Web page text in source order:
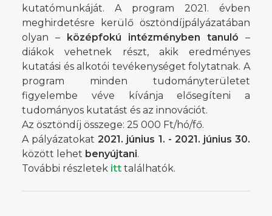
kutatómunkáját. A program 2021. évben
meghirdetésre kerülő ösztöndíjpályázatában
olyan – középfokú intézményben tanuló –
diákok vehetnek részt, akik eredményes
kutatási és alkotói tevékenységet folytatnak. A
program minden tudományterületet
figyelembe véve kívánja elősegíteni a
tudományos kutatást és az innovációt.
Az ösztöndíj összege: 25 000 Ft/hó/fő.
A pályázatokat2021. június 1. - 2021. június 30.
között lehet benyújtani.
További részletek itt találhatók.